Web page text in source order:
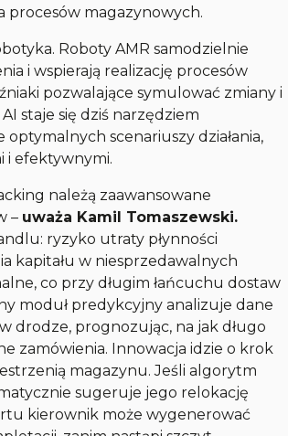
procesów magazynowych.
Roboty AMR samodzielnie
i wspierają realizację procesów
pozwalające symulować zmiany i
staje się dziś narzędziem
scenariuszy działania,
i efektywnymi.
należą zaawansowane
– uważa Kamil Tomaszewski.
ryzyko utraty płynności
kapitału w niesprzedawalnych
co przy długim łańcuchu dostaw
moduł predykcyjny analizuje dane
drodze, prognozując, na jak długo
zamówienia. Innowacja idzie o krok
magazynu. Jeśli algorytm
sugeruje jego relokację
kierownik może wygenerować